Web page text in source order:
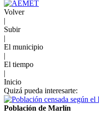
Volver
|
Subir
|
El municipio
|
El tiempo
|
Inicio
Quizá pueda interesarte:
Población de Marlín